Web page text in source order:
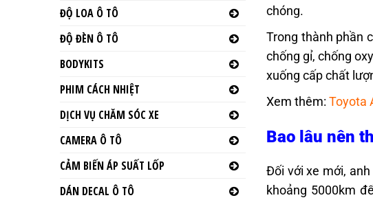
chóng.
Trong thành phần
chống gỉ, chống
xuống cấp chất
Xem thêm: Toyota
Bao lâu nên
Đối với xe mới,
khoảng 5000km
ĐỘ LOA Ô TÔ
ĐỘ ĐÈN Ô TÔ
BODYKITS
PHIM CÁCH NHIỆT
DỊCH VỤ CHĂM SÓC XE
CAMERA Ô TÔ
CẢM BIẾN ÁP SUẤT LỐP
DÁN DECAL Ô TÔ